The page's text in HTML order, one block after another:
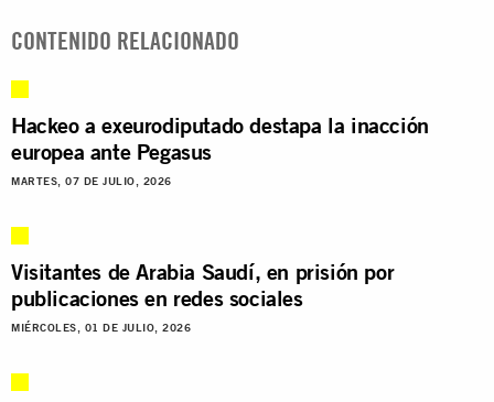
CONTENIDO RELACIONADO
Hackeo a exeurodiputado destapa la inacción
europea ante Pegasus
MARTES, 07 DE JULIO, 2026
Visitantes de Arabia Saudí, en prisión por
publicaciones en redes sociales
MIÉRCOLES, 01 DE JULIO, 2026